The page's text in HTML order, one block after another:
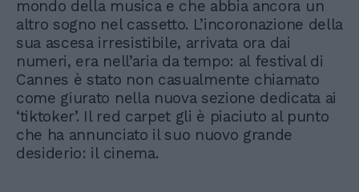
mondo della musica e che abbia ancora un
altro sogno nel cassetto. L’incoronazione della
sua ascesa irresistibile, arrivata ora dai
numeri, era nell’aria da tempo: al festival di
Cannes è stato non casualmente chiamato
come giurato nella nuova sezione dedicata ai
‘tiktoker’. Il red carpet gli è piaciuto al punto
che ha annunciato il suo nuovo grande
desiderio: il cinema.